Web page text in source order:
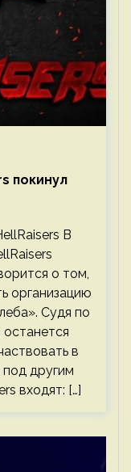
покинул
В
о том,
организацию
Судя по
в
другим
входят: […]